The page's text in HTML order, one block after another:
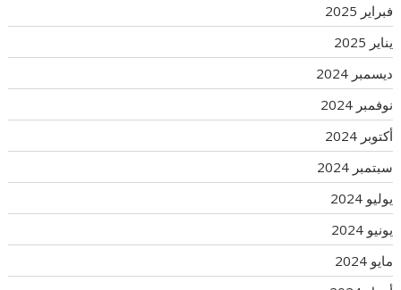
فبراير 2025
يناير 2025
ديسمبر 2024
نوفمبر 2024
أكتوبر 2024
سبتمبر 2024
يوليو 2024
يونيو 2024
مايو 2024